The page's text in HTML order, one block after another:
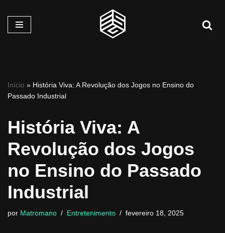
Pular
Início » História Viva: A Revolução dos Jogos no Ensino do
Passado Industrial
História Viva: A
Revolução dos Jogos
no Ensino do Passado
Industrial
por Matromano Entretenimento fevereiro 18, 2025